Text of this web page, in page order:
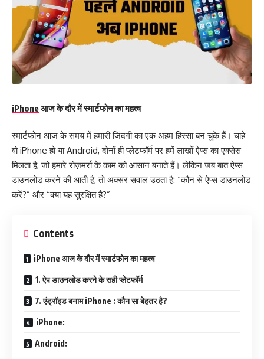
iPhoneआज के दौर में स्मार्टफोन का महत्व
स्मार्टफोन आज के समय में हमारी जिंदगी का एक अहम हिस्सा बन चुके हैं। चाहे
वो iPhone हो या Android, दोनों ही प्लेटफॉर्म पर हमें लाखों ऐप्स का एक्सेस
मिलता है, जो हमारे रोज़मर्रा के काम को आसान बनाते हैं। लेकिन जब बात ऐप्स
डाउनलोड करने की आती है, तो अक्सर सवाल उठता है: “कौन से ऐप्स डाउनलोड
करें?” और “क्या यह सुरक्षित है?”
Contents
iPhone आज के दौर में स्मार्टफोन का महत्व
1. ऐप डाउनलोड करने के सही प्लेटफॉर्म
7. एंड्रॉइड बनाम iPhone : कौन सा बेहतर है?
iPhone:
Android: